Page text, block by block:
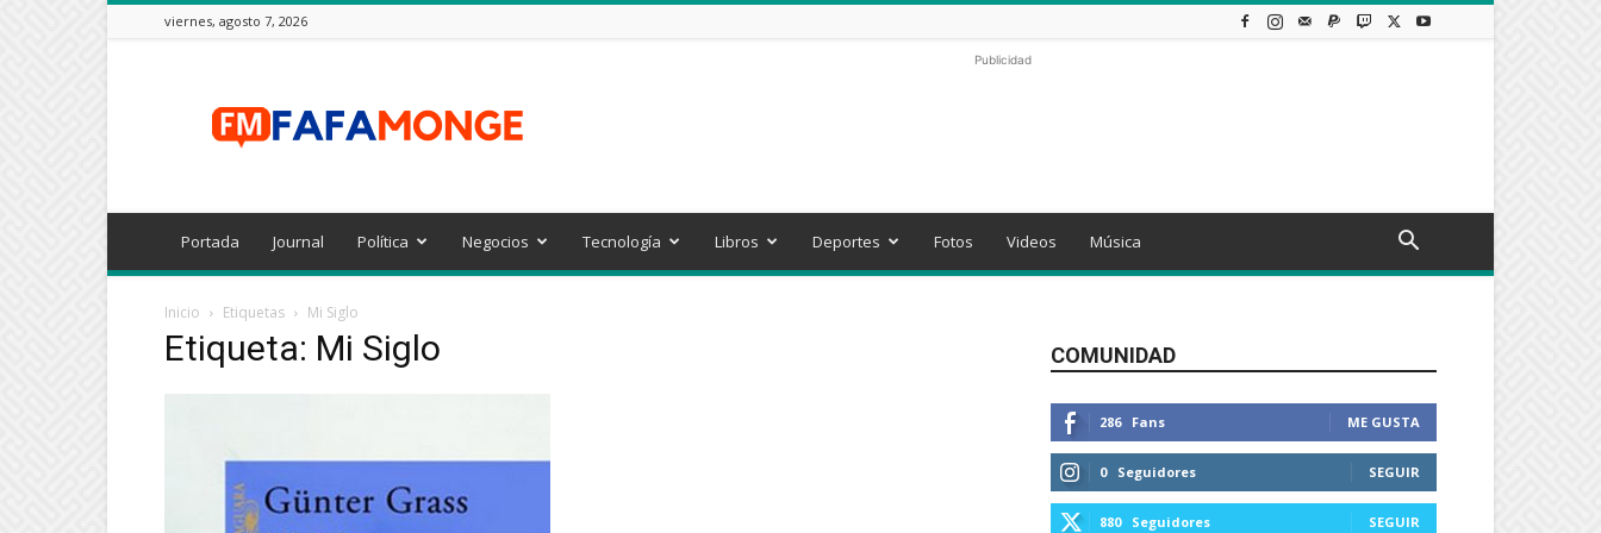
viernes, agosto 7, 2026
Publicidad
Portada Journal Política Negocios Tecnología Libros Deportes Fotos Videos Música
Inicio Etiquetas Mi Siglo
Etiqueta: Mi Siglo COMUNIDAD
286 Fans ME GUSTA
0 Seguidores SEGUIR
880 Seguidores SEGUIR